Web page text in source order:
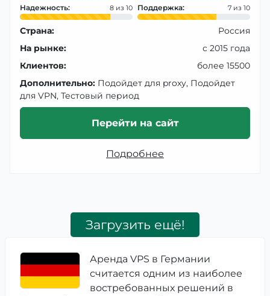
Аренда VPS в Германии
считается одним из наиболее
востребованных решений в
Надежность: 8 Поддержка: 7
Страна:
Россия
На рынке:
с 2015 года
Клиентов:
более 15500
Дополнительно: Подойдет для proxy, Подойдет
для VPN, Тестовый период
Перейти на сайт
Подробнее
Загрузить ещё!